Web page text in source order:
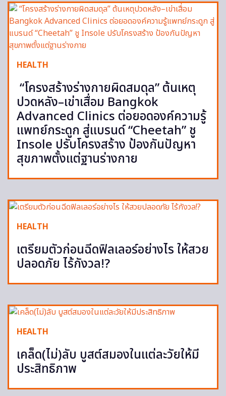
HEALTH
“โครงสร้างร่างกายผิดสมดุล” ต้นเหตุ
ปวดหลัง–เข่าเสื่อม Bangkok
Advanced Clinics ต่อยอดองค์ความรู้
แพทย์กระดูก สู่แบรนด์ “Cheetah” ชู
Insole ปรับโครงสร้าง ป้องกันปัญหา
สุขภาพตั้งแต่ฐานร่างกาย
HEALTH
เตรียมตัวก่อนฉีดฟิลเลอร์อย่างไร ให้สวย
ปลอดภัย ไร้กังวล!?
HEALTH
เคล็ด(ไม่)ลับ บูสต์สมองในแต่ละวัยให้มี
ประสิทธิภาพ